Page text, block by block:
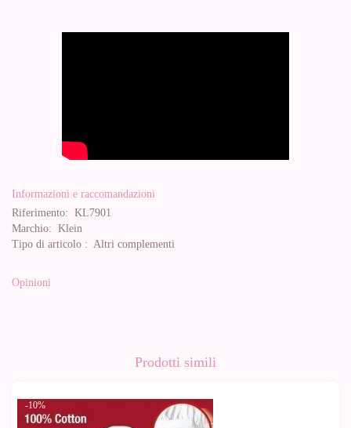
Informazioni e raccomandazioni
Riferimento: KL7901
Marchio: Klein
Tipo di articolo : Altri complementi
Opinioni
Prodotti simili
-10%